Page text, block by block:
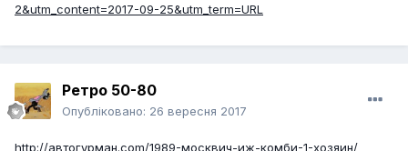
2&utm_content=2017-09-25&utm_term=URL
Ретро 50-80
Опубліковано: 26 вересня 2017
http://автогурман.com/1989-москвич-иж-комби-1-хозяин/